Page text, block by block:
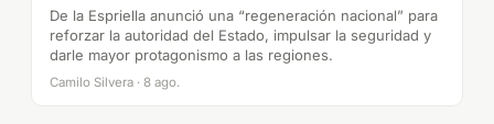
De la Espriella anunció una “regeneración nacional” para
reforzar la autoridad del Estado, impulsar la seguridad y
darle mayor protagonismo a las regiones.
Camilo Silvera · 8 ago.